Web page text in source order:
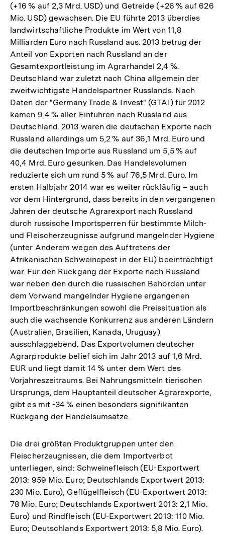
(+16 % auf 2,3 Mrd. USD) und Getreide (+26 % auf 626
Mio. USD) gewachsen. Die EU führte 2013 überdies
landwirtschaftliche Produkte im Wert von 11,8
Milliarden Euro nach Russland aus. 2013 betrug der
Anteil von Exporten nach Russland an der
Gesamtexportleistung im Agrarhandel 2,4 %.
Deutschland war zuletzt nach China allgemein der
zweitwichtigste Handelspartner Russlands. Nach
Daten der "Germany Trade & Invest" (GTAI) für 2012
kamen 9,4 % aller Einfuhren nach Russland aus
Deutschland. 2013 waren die deutschen Exporte nach
Russland allerdings um 5,2 % auf 36,1 Mrd. Euro und
die deutschen Importe aus Russland um 5,5 % auf
40,4 Mrd. Euro gesunken. Das Handelsvolumen
reduzierte sich um rund 5 % auf 76,5 Mrd. Euro. Im
ersten Halbjahr 2014 war es weiter rückläufig – auch
vor dem Hintergrund, dass bereits in den vergangenen
Jahren der deutsche Agrarexport nach Russland
durch russische Importsperren für bestimmte Milch-
und Fleischerzeugnisse aufgrund mangelnder Hygiene
(unter Anderem wegen des Auftretens der
Afrikanischen Schweinepest in der EU) beeinträchtigt
war. Für den Rückgang der Exporte nach Russland
war neben den durch die russischen Behörden unter
dem Vorwand mangelnder Hygiene ergangenen
Importbeschränkungen sowohl die Preissituation als
auch die wachsende Konkurrenz aus anderen Ländern
(Australien, Brasilien, Kanada, Uruguay)
ausschlaggebend. Das Exportvolumen deutscher
Agrarprodukte belief sich im Jahr 2013 auf 1,6 Mrd.
EUR und liegt damit 14 % unter dem Wert des
Vorjahreszeitraums. Bei Nahrungsmitteln tierischen
Ursprungs, dem Hauptanteil deutscher Agrarexporte,
gibt es mit -34 % einen besonders signifikanten
Rückgang der Handelsumsätze.
Die drei größten Produktgruppen unter den
Fleischerzeugnissen, die dem Importverbot
unterliegen, sind: Schweinefleisch (EU-Exportwert
2013: 959 Mio. Euro; Deutschlands Exportwert 2013:
230 Mio. Euro), Geflügelfleisch (EU-Exportwert 2013:
78 Mio. Euro; Deutschlands Exportwert 2013: 2,1 Mio.
Euro) und Rindfleisch (EU-Exportwert 2013: 110 Mio.
Euro; Deutschlands Exportwert 2013: 5,8 Mio. Euro).